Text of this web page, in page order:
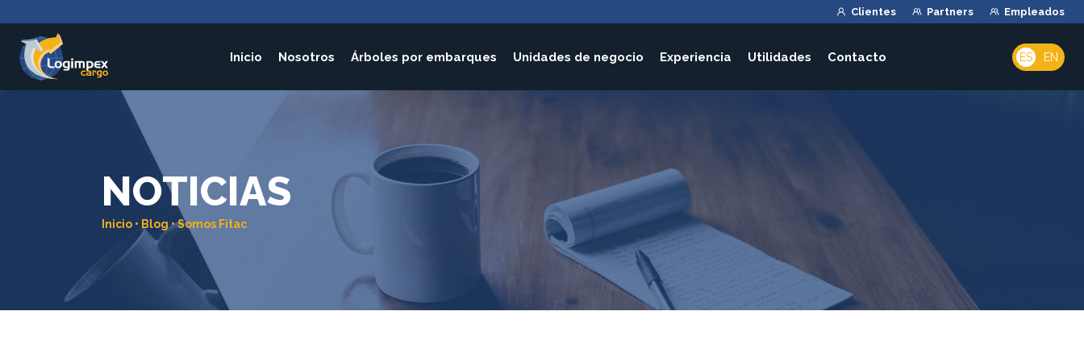
Clientes Partners Empleados
Inicio Nosotros Árboles por embarques Unidades de negocio Experiencia Utilidades Contacto ES EN
NOTICIAS
Inicio • Blog•Somos Fitac